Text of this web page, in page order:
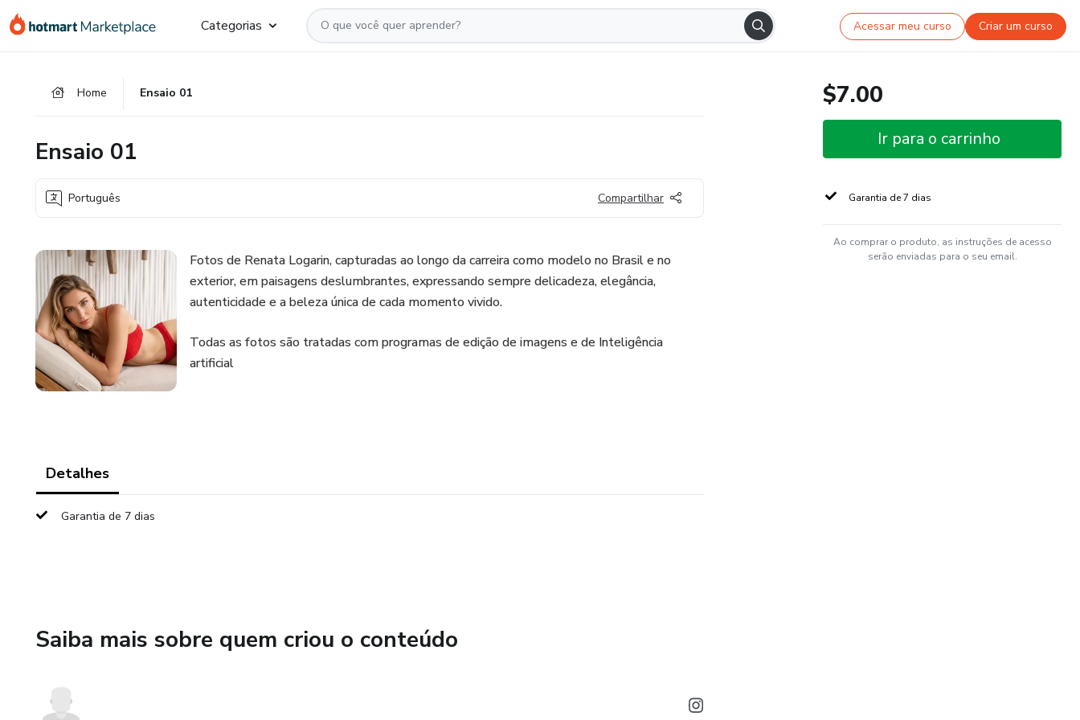
para
para
para
Categorias Acessar meu curso Criar um curso
Home Ensaio 01
Ensaio 01
Português Compartilhar
Fotos de Renata Logarin, capturadas ao longo da carreira como modelo no Brasil e no
exterior, em paisagens deslumbrantes, expressando sempre delicadeza, elegância,
autenticidade e a beleza única de cada momento vivido.
Todas as fotos são tratadas com programas de edição de imagens e de Inteligência
artificial
Detalhes
Garantia de 7 dias
Saiba mais sobre quem criou o conteúdo
$7.00
Ir para o carrinho
Garantia de 7 dias
Ao comprar o produto, as instruções de acesso
serão enviadas para o seu email.